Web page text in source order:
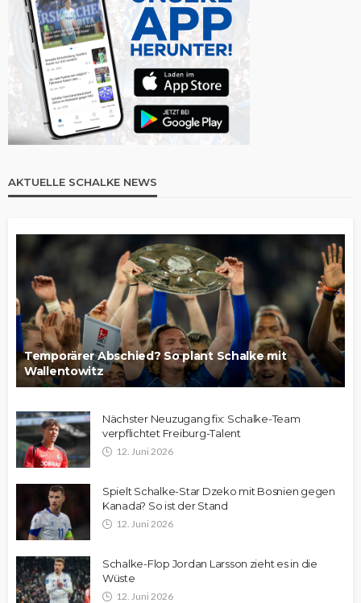
AKTUELLE SCHALKE NEWS
Temporärer Abschied? So plant Schalke mit
Wallentowitz
Nächster Neuzugang fix: Schalke-Team
verpflichtet Freiburg-Talent
12. Juni 2026
Spielt Schalke-Star Dzeko mit Bosnien gegen
Kanada? So ist der Stand
12. Juni 2026
Schalke-Flop Jordan Larsson zieht es in die
Wüste
12. Juni 2026